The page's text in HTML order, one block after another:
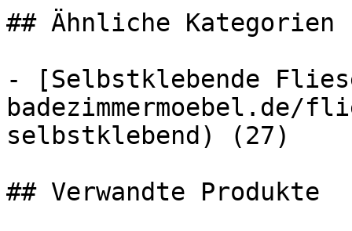
## Ähnliche Kategorien
- [Selbstklebende
selbstklebend) (27)
## Verwandte Produkte